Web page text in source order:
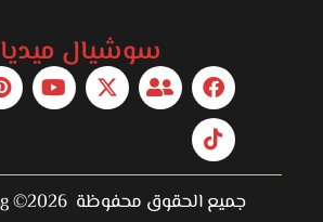
سوشيال ميديا
جميع الحقوق محفوظة 2026© EG Wedding